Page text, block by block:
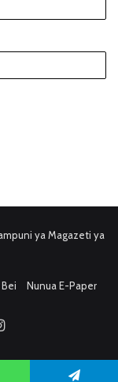
ya Magazeti ya
Nunua E-Paper
Instagram